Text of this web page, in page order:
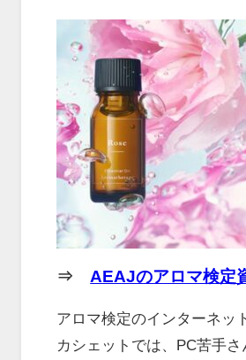
⇒ AEAJのアロマ検定
アロマ検定のインターネッ
カシェットでは、PC苦手